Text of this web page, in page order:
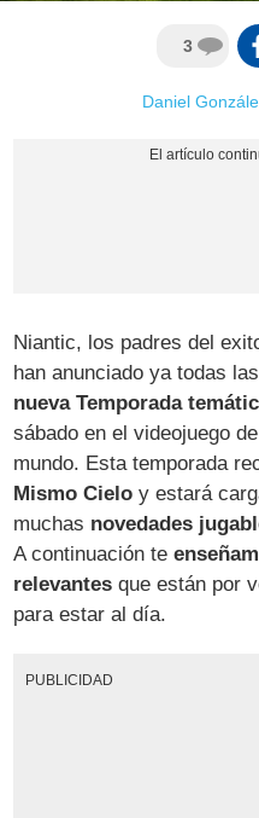
3
Daniel
Niantic, los padres del
han anunciado ya todas
nueva Temporada
sábado en el videojuego
mundo. Esta temporada
Mismo Cielo y estará
muchas novedades
A continuación te
relevantes que están por
para estar al día.
PUBLICIDAD